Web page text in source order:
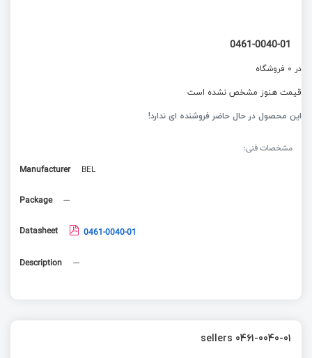
0461-0040-01
در 0 فروشگاه
قیمت هنوز مشخص نشده است
این محصول در حال حاضر فروشنده ای ندارد!
مشخصات فنی:
Manufacturer
BEL
Package ---
Datasheet 0461-0040-01
Description ---
sellers 0461-0040-01